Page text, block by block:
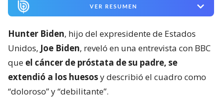
VER RESUMEN
Hunter Biden, hijo del expresidente de Estados
Unidos, Joe Biden, reveló en una entrevista con BBC
que el cáncer de próstata de su padre, se
extendió a los huesosy describió el cuadro como
“doloroso” y “debilitante”.